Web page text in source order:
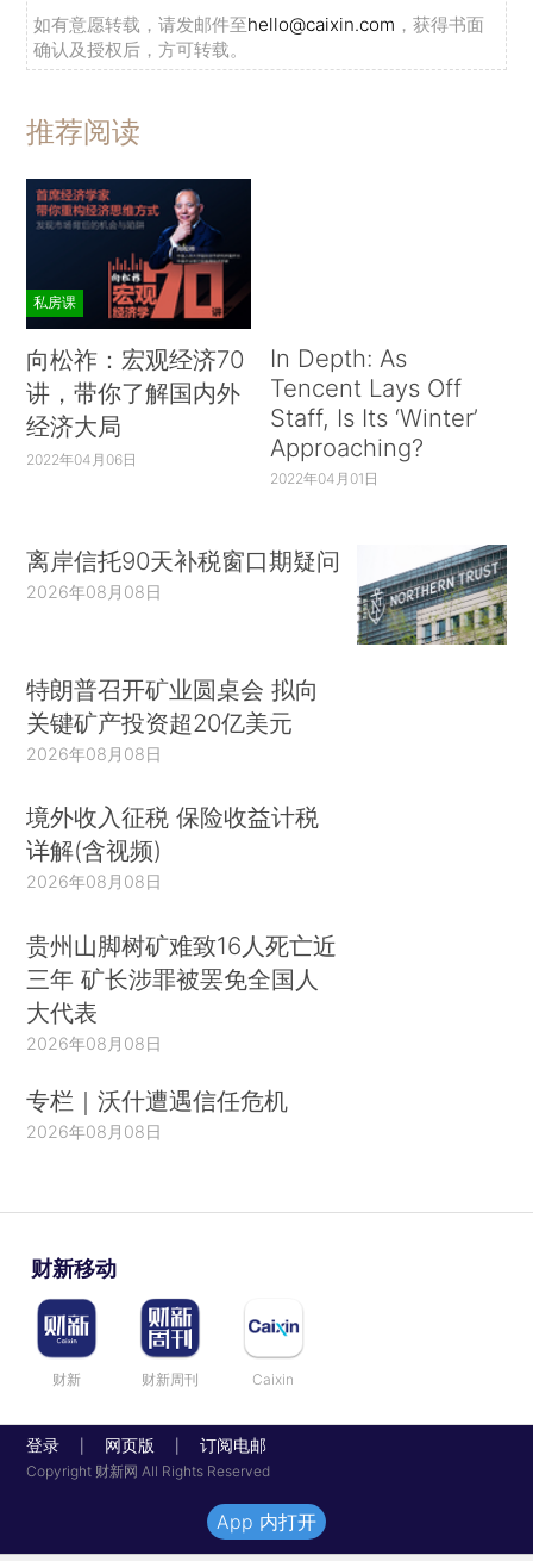
如有意愿转载，请发邮件至hello@caixin.com ，获得书面
确认及授权后，方可转载。
推荐阅读
私房课
向松祚：宏观经济70
讲，带你了解国内外
经济大局
2022年04月06日
In Depth: As
Tencent Lays Off
Staff, Is Its ‘Winter’
Approaching?
2022年04月01日
离岸信托90天补税窗口期疑问
2026年08月08日
特朗普召开矿业圆桌会 拟向
关键矿产投资超20亿美元
2026年08月08日
境外收入征税 保险收益计税
详解(含视频)
2026年08月08日
贵州山脚树矿难致16人死亡近
三年 矿长涉罪被罢免全国人
大代表
2026年08月08日
专栏｜沃什遭遇信任危机
2026年08月08日
财新移动
财新 财新周刊 Caixin
登录 网页版 订阅电邮
Copyright 财新网 All Rights Reserved
App 内打开